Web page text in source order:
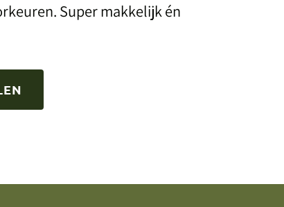
Super makkelijk én